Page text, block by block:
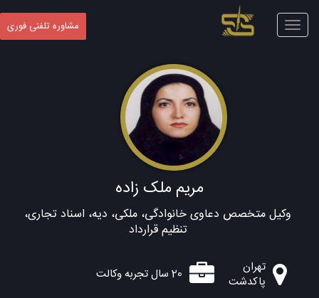
Toggle
navigation
مشاوره تلفنی فوری
مریم ملک زاده
وکیل متخصص دعاوی خانوادگی، ملکی، دیه، اسناد تجاری،
تنظیم قرارداد
تهران
پاکدشت
20 سال تجربه وکالت